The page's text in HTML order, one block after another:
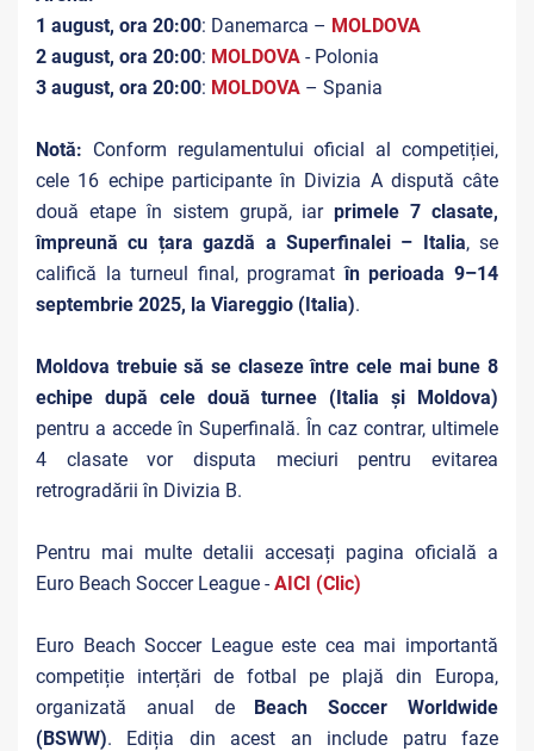
1 august, ora 20:00: Danemarca – MOLDOVA
2 august, ora 20:00: MOLDOVA - Polonia
3 august, ora 20:00: MOLDOVA – Spania
Notă: Conform regulamentului oficial al competiției,
cele 16 echipe participante în Divizia A dispută câte
două etape în sistem grupă, iarprimele 7 clasate,
împreună cu țara gazdă a Superfinalei – Italia, se
califică la turneul final, programatîn perioada 9–14
septembrie 2025, la Viareggio (Italia).
Moldova trebuie să se claseze între cele mai bune 8
echipe după cele două turnee (Italia și Moldova)
pentru a accede în Superfinală. În caz contrar, ultimele
4 clasate vor disputa meciuri pentru evitarea
retrogradării în Divizia B.
Pentru mai multe detalii accesați pagina oficială a
Euro Beach Soccer League -AICI (Clic)
Euro Beach Soccer League este cea mai importantă
competiție interțări de fotbal pe plajă din Europa,
organizată anual de Beach Soccer Worldwide
(BSWW). Ediția din acest an include patru faze